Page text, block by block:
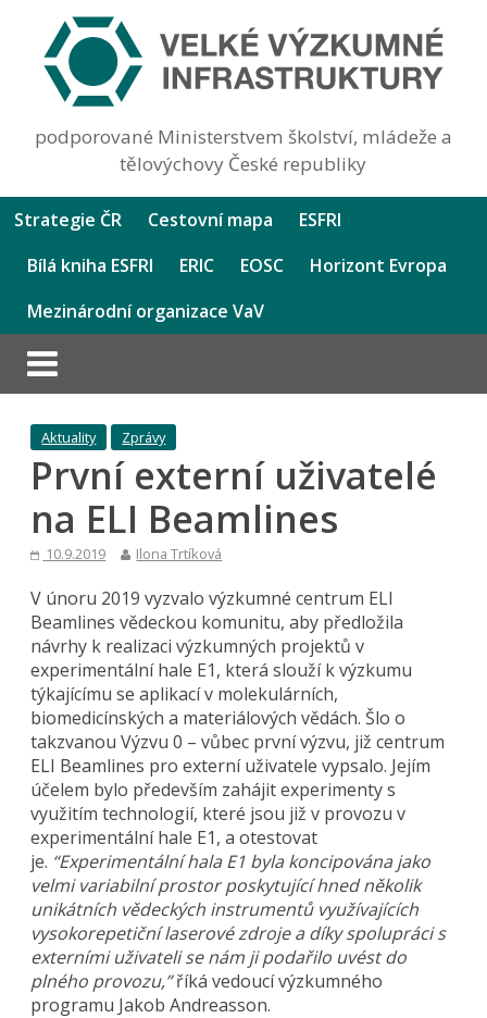
podporované Ministerstvem školství, mládeže a
tělovýchovy České republiky
Strategie ČR Cestovní mapa
ESFRI
Bílá kniha ESFRI
ERIC EOSC
Horizont Evropa
Mezinárodní organizace VaV
Aktuality Zprávy
První externí uživatelé
na ELI Beamlines
10.9.2019 Ilona Trtíková
V únoru 2019 vyzvalo výzkumné centrum ELI
Beamlines vědeckou komunitu, aby předložila
návrhy k realizaci výzkumných projektů v
experimentální hale E1, která slouží k výzkumu
týkajícímu se aplikací v molekulárních,
biomedicínských a materiálových vědách. Šlo o
takzvanou Výzvu 0 – vůbec první výzvu, již centrum
ELI Beamlines pro externí uživatele vypsalo. Jejím
účelem bylo především zahájit experimenty s
využitím technologií, které jsou již v provozu v
experimentální hale E1, a otestovat
je. “Experimentální hala E1 byla koncipována jako
velmi variabilní prostor poskytující hned několik
unikátních vědeckých instrumentů využívajících
vysokorepetiční laserové zdroje a díky spolupráci s
externími uživateli se nám ji podařilo uvést do
plného provozu,”říká vedoucí výzkumného
programu Jakob Andreasson.